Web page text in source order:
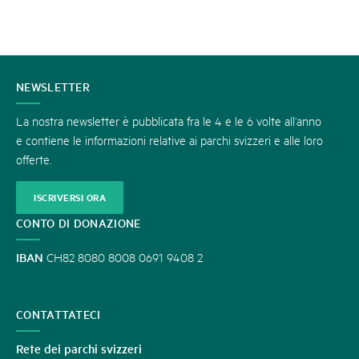
CONTATTATECI
NEWSLETTER
La nostra newsletter è pubblicata fra le 4 e le 6 volte all’anno
e contiene le informazioni relative ai parchi svizzeri e alle loro
offerte.
ISCRIVERSI ORA
CONTO DI DONAZIONE
IBAN CH82 8080 8008 0691 9408 2
CONTATTATECI
Rete dei parchi svizzeri